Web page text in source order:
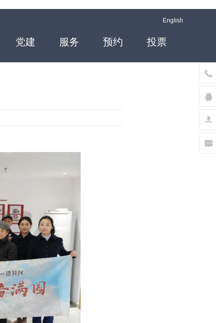
English
党建 服务 预约 投票